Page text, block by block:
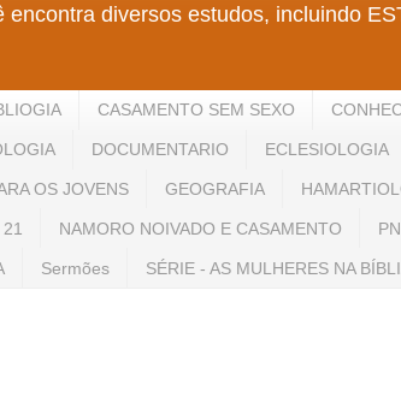
diversos estudos, incluindo
CASAMENTO SEM SEXO
DOCUMENTARIO ECLESIOLOGIA
OS JOVENS GEOGRAFIA
NAMORO NOIVADO E CASAMENTO
Sermões SÉRIE - AS MULHERES NA